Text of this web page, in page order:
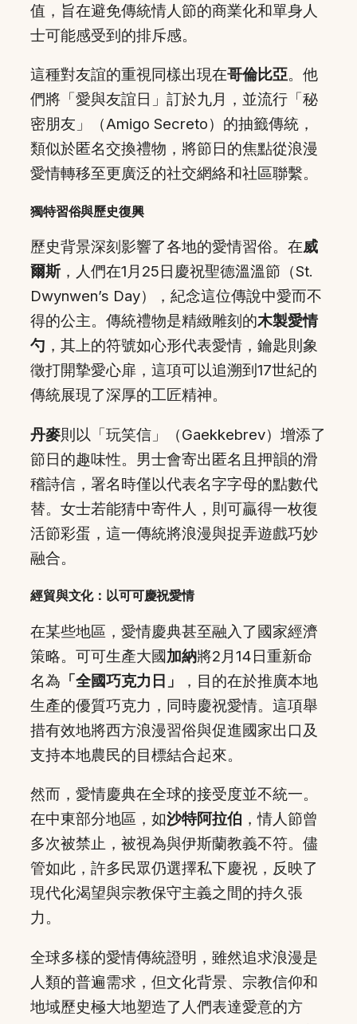
值，旨在避免傳統情人節的商業化和單身人
士可能感受到的排斥感。
這種對友誼的重視同樣出現在哥倫比亞。他
們將「愛與友誼日」訂於九月，並流行「秘
密朋友」（Amigo Secreto）的抽籤傳統，
類似於匿名交換禮物，將節日的焦點從浪漫
愛情轉移至更廣泛的社交網絡和社區聯繫。
獨特習俗與歷史復興
歷史背景深刻影響了各地的愛情習俗。在威
爾斯，人們在1月25日慶祝聖德溫溫節（St.
Dwynwen’s Day），紀念這位傳說中愛而不
得的公主。傳統禮物是精緻雕刻的木製愛情
勺 ，其上的符號如心形代表愛情，鑰匙則象
徵打開摯愛心扉，這項可以追溯到17世紀的
傳統展現了深厚的工匠精神。
丹麥則以「玩笑信」（Gaekkebrev）增添了
節日的趣味性。男士會寄出匿名且押韻的滑
稽詩信，署名時僅以代表名字字母的點數代
替。女士若能猜中寄件人，則可贏得一枚復
活節彩蛋，這一傳統將浪漫與捉弄遊戲巧妙
融合。
經貿與文化：以可可慶祝愛情
在某些地區，愛情慶典甚至融入了國家經濟
策略。可可生產大國加納將2月14日重新命
名為 「全國巧克力日」
，目的在於推廣本地
生產的優質巧克力，同時慶祝愛情。這項舉
措有效地將西方浪漫習俗與促進國家出口及
支持本地農民的目標結合起來。
然而，愛情慶典在全球的接受度並不統一。
在中東部分地區，如沙特阿拉伯 ，情人節曾
多次被禁止，被視為與伊斯蘭教義不符。儘
管如此，許多民眾仍選擇私下慶祝，反映了
現代化渴望與宗教保守主義之間的持久張
力。
全球多樣的愛情傳統證明，雖然追求浪漫是
人類的普遍需求，但文化背景、宗教信仰和
地域歷史極大地塑造了人們表達愛意的方